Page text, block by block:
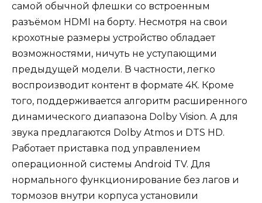
самой обычной флешки со встроенным
разъёмом HDMI на борту. Несмотря на свои
крохотные размеры устройство обладает
возможностями, ничуть не уступающими
предыдущей модели. В частности, легко
воспроизводит контент в формате 4К. Кроме
того, поддерживается алгоритм расширенного
динамического диапазона Dolby Vision. А для
звука предлагаются Dolby Atmos и DTS HD.
Работает приставка под управлением
операционной системы Android TV. Для
нормального функционирование без лагов и
тормозов внутри корпуса установили